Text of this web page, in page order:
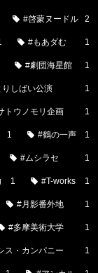
#啓蒙ヌードル 2
#もあダむ 1
#劇団海星館 1
しばい公演 1
トウノモリ企画 1
1 #鶴の一声 1
#ムシラセ 1
1 #T-works 1
#月影番外地 1
#多摩美術大学 1
ス・カンパニー 1